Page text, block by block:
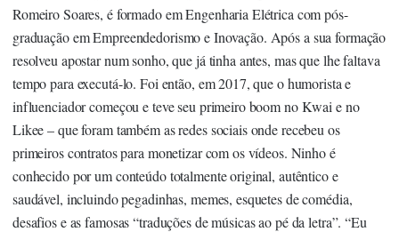
Romeiro Soares, é formado em Engenharia Elétrica com pós-
graduação em Empreendedorismo e Inovação. Após a sua formação
resolveu apostar num sonho, que já tinha antes, mas que lhe faltava
tempo para executá-lo. Foi então, em 2017, que o humorista e
influenciador começou e teve seu primeiro boom no Kwai e no
Likee – que foram também as redes sociais onde recebeu os
primeiros contratos para monetizar com os vídeos. Ninho é
conhecido por um conteúdo totalmente original, autêntico e
saudável, incluindo pegadinhas, memes, esquetes de comédia,
desafios e as famosas “traduções de músicas ao pé da letra”. “Eu